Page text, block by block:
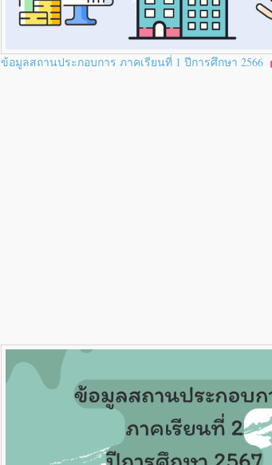
ข้อมูลสถานประกอบการ ภาคเรียนที่ 1 ปีการศึกษา 2566